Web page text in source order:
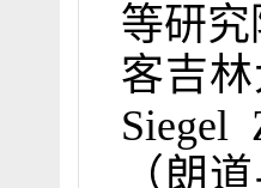
等研
客吉
Siegel
（朗